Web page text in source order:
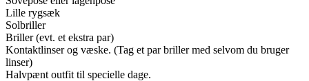
Lille rygsæk
Solbriller
Briller (evt. et ekstra par)
Kontaktlinser og væske. (Tag et par briller med selvom du bruger
linser)
Halvpænt outfit til specielle dage.